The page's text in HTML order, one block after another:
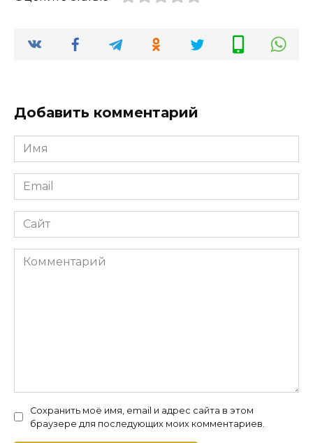
Добавить комментарий
Имя
*
Email
*
Сайт
Комментарий
Сохранить моё имя, email и адрес сайта в этом
браузере для последующих моих комментариев.